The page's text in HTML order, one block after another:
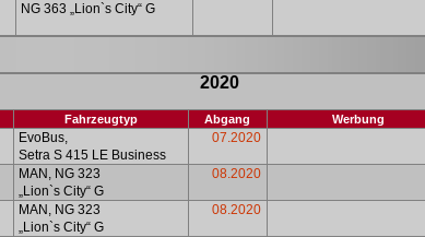
NG 363 „Lion`s City“ G
2020
Fahrzeugtyp Abgang Werbung
EvoBus,
Setra S 415 LE Business
07.2020
MAN, NG 323
„Lion`s City“ G
08.2020
MAN, NG 323
„Lion`s City“ G
08.2020